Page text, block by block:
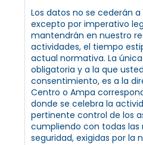
Los datos no se cederán
excepto por imperativo
mantendrán en nuestro
actividades, el tiempo
actual normativa. La
obligatoria y a la que
consentimiento, es a la
Centro o Ampa
donde se celebra la
pertinente control de los
cumpliendo con todas las
seguridad, exigidas por la